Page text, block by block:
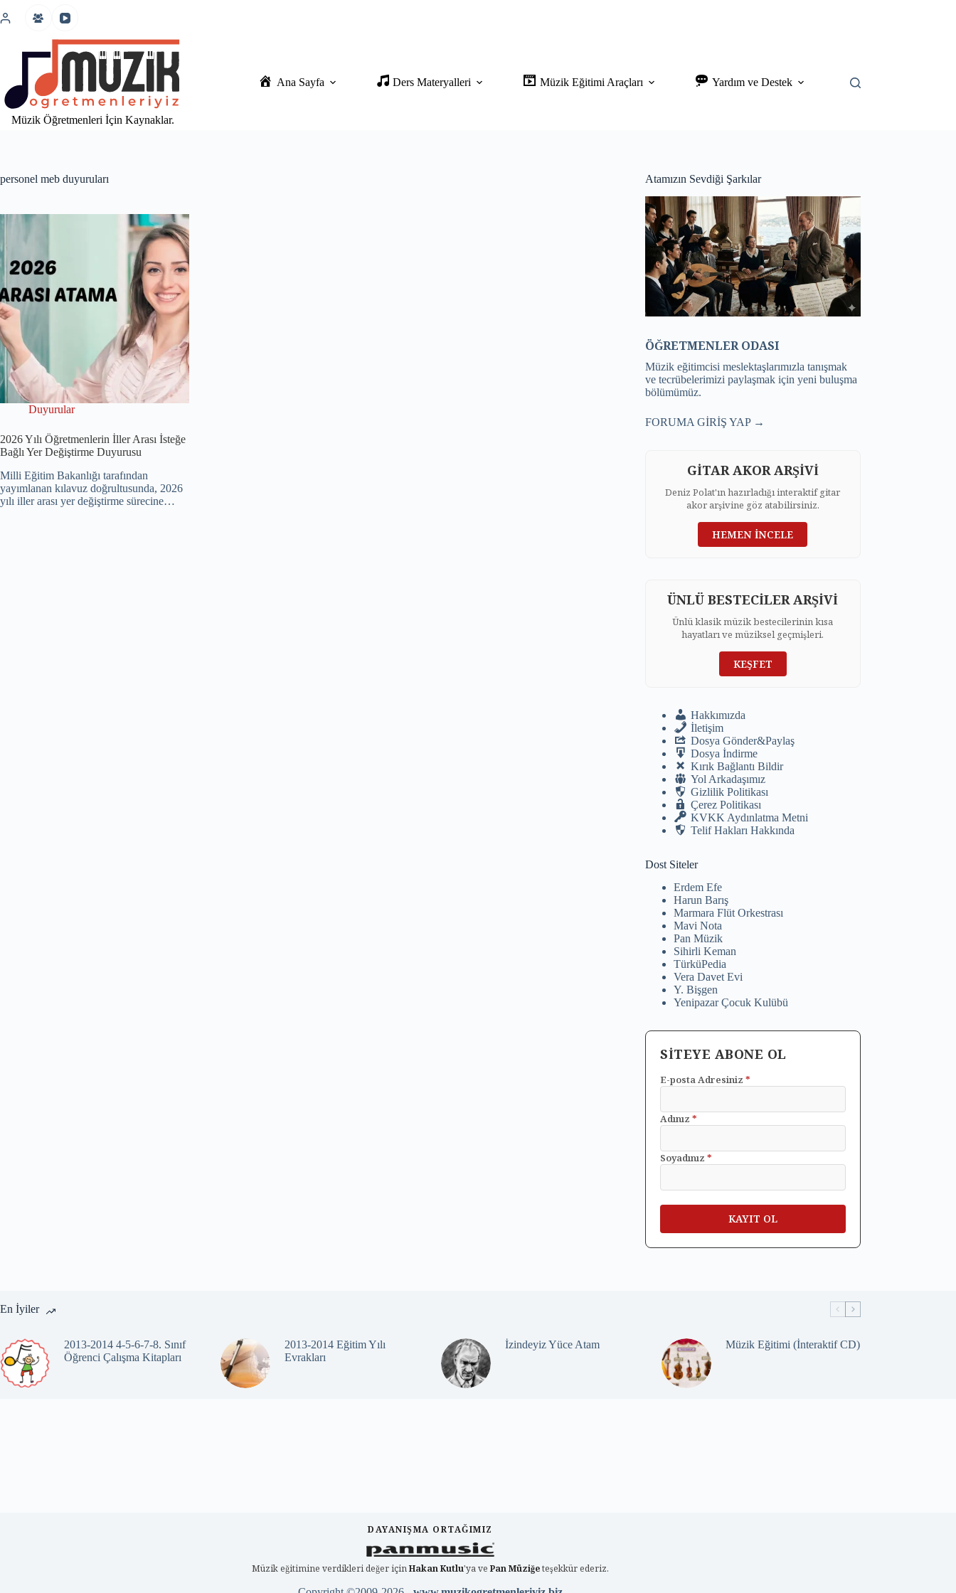
atla
Müzik Öğretmenleri İçin Kaynaklar.
Ana Sayfa Ders Materyalleri Müzik Eğitimi Araçları Yardım ve Destek
personel meb duyuruları
Duyurular
2026 Yılı Öğretmenlerin İller Arası İsteğe
Bağlı Yer Değiştirme Duyurusu
Milli Eğitim Bakanlığı tarafından
yayımlanan kılavuz doğrultusunda, 2026
yılı iller arası yer değiştirme sürecine…
Atamızın Sevdiği Şarkılar
ÖĞRETMENLER ODASI
Müzik eğitimcisi meslektaşlarımızla tanışmak
ve tecrübelerimizi paylaşmak için yeni buluşma
bölümümüz.
FORUMA GİRİŞ YAP →
GİTAR AKOR ARŞİVİ
Deniz Polat'ın hazırladığı interaktif gitar
akor arşivine göz atabilirsiniz.
HEMEN İNCELE
ÜNLÜ BESTECİLER ARŞİVİ
Ünlü klasik müzik bestecilerinin kısa
hayatları ve müziksel geçmişleri.
KEŞFET
Hakkımızda
İletişim
Dosya Gönder&Paylaş
Dosya İndirme
Kırık Bağlantı Bildir
Yol Arkadaşımız
Gizlilik Politikası
Çerez Politikası
KVKK Aydınlatma Metni
Telif Hakları Hakkında
Dost Siteler
Erdem Efe
Harun Barış
Marmara Flüt Orkestrası
Mavi Nota
Pan Müzik
Sihirli Keman
TürküPedia
Vera Davet Evi
Y. Bişgen
Yenipazar Çocuk Kulübü
SİTEYE ABONE OL
E-posta Adresiniz*
Adınız*
Soyadınız*
En İyiler
2013-2014 4-5-6-7-8. Sınıf
Öğrenci Çalışma Kitapları
2013-2014 Eğitim Yılı
Evrakları
İzindeyiz Yüce Atam Müzik Eğitimi (İnteraktif CD)
DAYANIŞMA ORTAĞIMIZ
Müzik eğitimine verdikleri değer içinHakan Kutlu'ya ve Pan Müziğeteşekkür ederiz.